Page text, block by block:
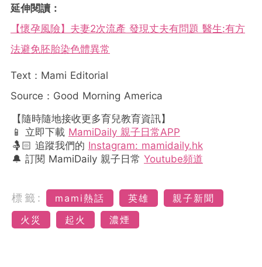
延伸閱讀：
【懷孕風險】夫妻2次流產 發現丈夫有問題 醫生:有方
法避免胚胎染色體異常
Text：Mami Editorial
Source：Good Morning America
【隨時隨地接收更多育兒教育資訊】
📱 立即下載 MamiDaily 親子日常APP
🤱🏻 追蹤我們的 Instagram: mamidaily.hk
🔔 訂閱 MamiDaily 親子日常 Youtube頻道
標籤: mami熱話 英雄
親子新聞
火災
起火 濃煙